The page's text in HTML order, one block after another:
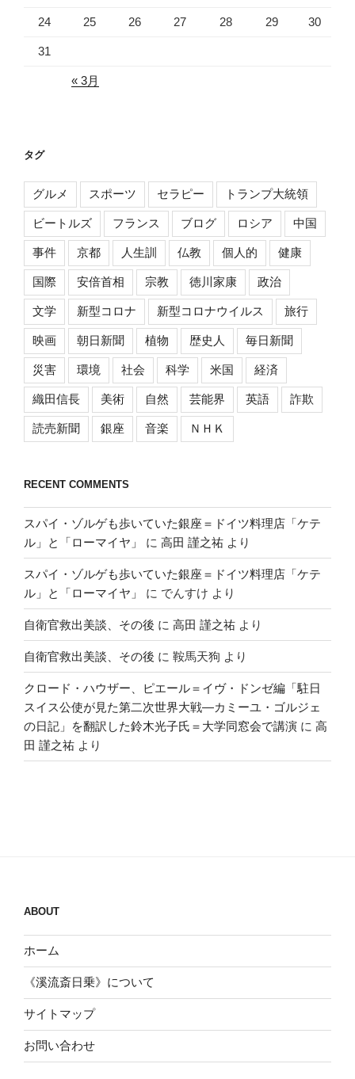
24 25 26 27 28 29 30
31
« 3月
タグ
グルメ スポーツ セラピー トランプ大統領
ビートルズ フランス ブログ ロシア 中国
事件 京都 人生訓 仏教 個人的 健康
国際 安倍首相 宗教 徳川家康 政治
文学 新型コロナ 新型コロナウイルス 旅行
映画 朝日新聞 植物 歴史人 毎日新聞
災害 環境 社会 科学 米国 経済
織田信長 美術 自然 芸能界 英語 詐欺
読売新聞 銀座 音楽 ＮＨＫ
RECENT COMMENTS
スパイ・ゾルゲも歩いていた銀座＝ドイツ料理店「ケテ
ル」と「ローマイヤ」
に 高田 謹之祐 より
スパイ・ゾルゲも歩いていた銀座＝ドイツ料理店「ケテ
ル」と「ローマイヤ」
に でんすけ より
自衛官救出美談、その後 に 高田 謹之祐 より
自衛官救出美談、その後 に 鞍馬天狗 より
クロード・ハウザー、ピエール＝イヴ・ドンゼ編「駐日
スイス公使が見た第二次世界大戦―カミーユ・ゴルジェ
の日記」を翻訳した鈴木光子氏＝大学同窓会で講演 に 高
田 謹之祐 より
ABOUT
ホーム
《溪流斎日乗》について
サイトマップ
お問い合わせ